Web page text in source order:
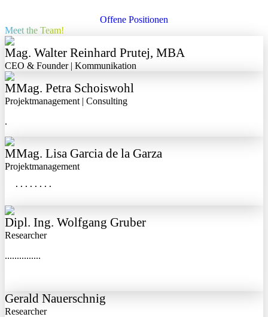
Offene Positionen
Meet the Team!​
Mag. Walter Reinhard Prutej, MBA
CEO & Founder | Kommunikation
MMag. Petra Schoiswohl
Projektmanagement | Consulting
.
MMag. Lisa Garcia de la Garza
Projektmanagement
........
Dipl. Ing. Wolfgang Gruber
Researcher
...............
Gerald Nauerschnig
Researcher